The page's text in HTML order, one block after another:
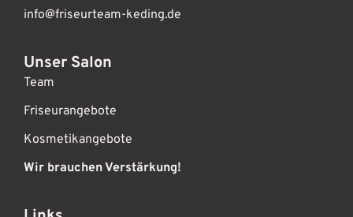
info@friseurteam-keding.de
Unser Salon
Team
Friseurangebote
Kosmetikangebote
Wir brauchen Verstärkung!